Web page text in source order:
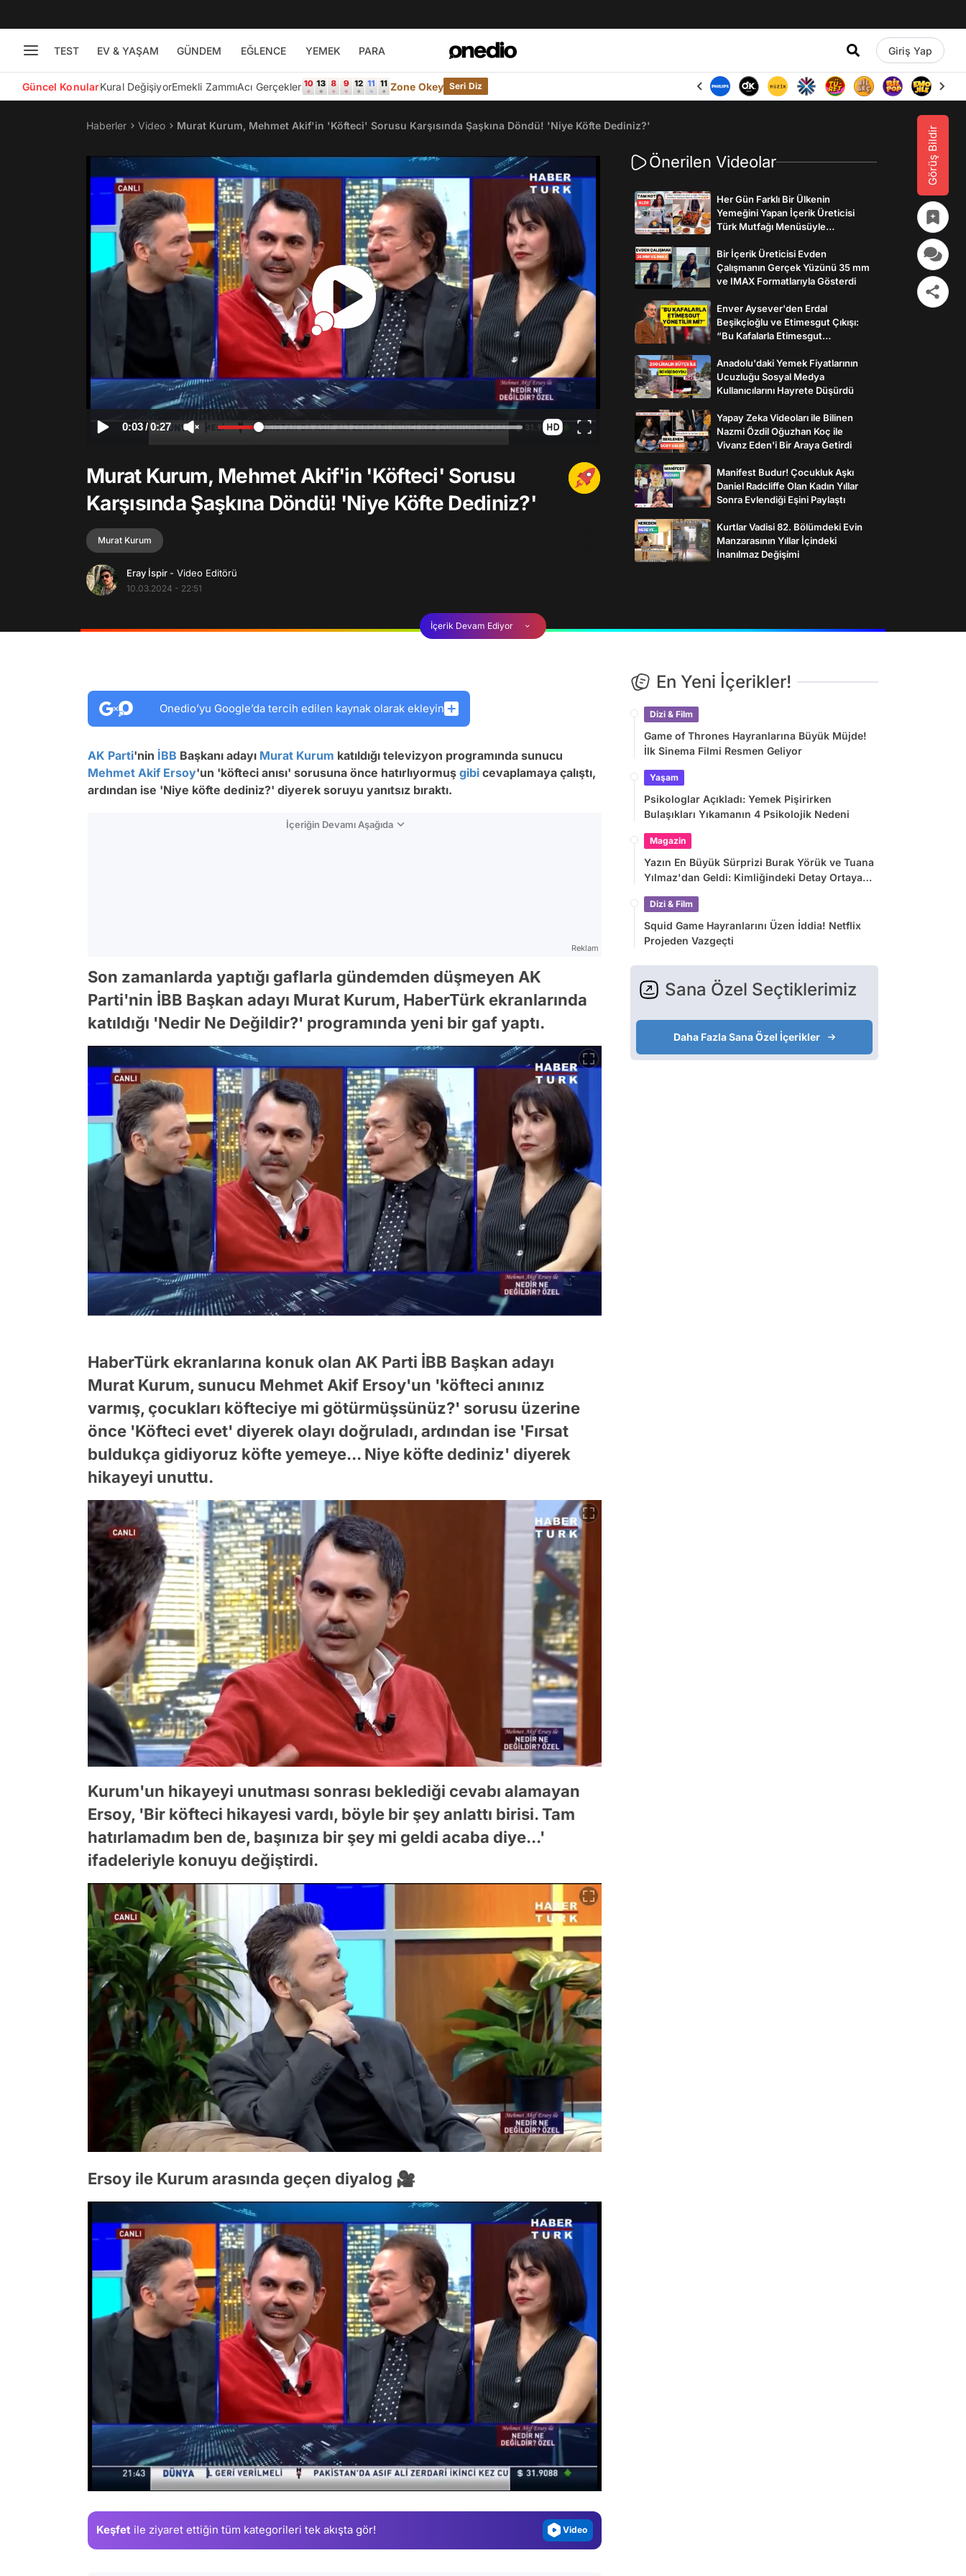
TEST EV & YAŞAM GÜNDEM EĞLENCE YEMEK PARA Giriş Yap
Güncel KonularKural DeğişiyorEmekli ZammıAcı Gerçekler Zone Okey Seri Diz
Görüş Bildir
Haberler Video Murat Kurum, Mehmet Akif'in 'Köfteci' Sorusu Karşısında Şaşkına Döndü! 'Niye Köfte Dediniz?'
0:03/0:27
Murat Kurum, Mehmet Akif'in 'Köfteci' Sorusu
Karşısında Şaşkına Döndü! 'Niye Köfte Dediniz?'
Murat Kurum
Eray İspir - Video Editörü
10.03.2024 - 22:51
Önerilen Videolar
Her Gün Farklı Bir Ülkenin
Yemeğini Yapan İçerik Üreticisi
Türk Mutfağı Menüsüyle
Bir İçerik Üreticisi Evden
Çalışmanın Gerçek Yüzünü 35 mm
ve IMAX Formatlarıyla Gösterdi
Enver Aysever'den Erdal
Beşikçioğlu ve Etimesgut Çıkışı:
“Bu Kafalarla Etimesgut
Anadolu'daki Yemek Fiyatlarının
Ucuzluğu Sosyal Medya
Kullanıcılarını Hayrete Düşürdü
Yapay Zeka Videoları ile Bilinen
Nazmi Özdil Oğuzhan Koç ile
Vivanz Eden'i Bir Araya Getirdi
Manifest Budur! Çocukluk Aşkı
Daniel Radcliffe Olan Kadın Yıllar
Sonra Evlendiği Eşini Paylaştı
Kurtlar Vadisi 82. Bölümdeki Evin
Manzarasının Yıllar İçindeki
İnanılmaz Değişimi
İçerik Devam Ediyor
Onedio’yu Google’da tercih edilen kaynak olarak ekleyin
AK Parti'nin İBB Başkanı adayı Murat Kurum katıldığı televizyon programında sunucu
Mehmet Akif Ersoy'un 'köfteci anısı' sorusuna önce hatırlıyormuş gibi cevaplamaya çalıştı,
ardından ise 'Niye köfte dediniz?' diyerek soruyu yanıtsız bıraktı.
İçeriğin Devamı Aşağıda
Reklam
Son zamanlarda yaptığı gaflarla gündemden düşmeyen AK
Parti'nin İBB Başkan adayı Murat Kurum, HaberTürk ekranlarında
katıldığı 'Nedir Ne Değildir?' programında yeni bir gaf yaptı.
HaberTürk ekranlarına konuk olan AK Parti İBB Başkan adayı
Murat Kurum, sunucu Mehmet Akif Ersoy'un 'köfteci anınız
varmış, çocukları köfteciye mi götürmüşsünüz?' sorusu üzerine
önce 'Köfteci evet' diyerek olayı doğruladı, ardından ise 'Fırsat
buldukça gidiyoruz köfte yemeye... Niye köfte dediniz' diyerek
hikayeyi unuttu.
Kurum'un hikayeyi unutması sonrası beklediği cevabı alamayan
Ersoy, 'Bir köfteci hikayesi vardı, böyle bir şey anlattı birisi. Tam
hatırlamadım ben de, başınıza bir şey mi geldi acaba diye...'
ifadeleriyle konuyu değiştirdi.
Ersoy ile Kurum arasında geçen diyalog 🎥
Keşfet ile ziyaret ettiğin tüm kategorileri tek akışta gör!
Video
Test
Test
En Yeni İçerikler!
Dizi & Film
Game of Thrones Hayranlarına Büyük Müjde!
İlk Sinema Filmi Resmen Geliyor
Yaşam
Psikologlar Açıkladı: Yemek Pişirirken
Bulaşıkları Yıkamanın 4 Psikolojik Nedeni
Magazin
Yazın En Büyük Sürprizi Burak Yörük ve Tuana
Yılmaz'dan Geldi: Kimliğindeki Detay Ortaya
Dizi & Film
Squid Game Hayranlarını Üzen İddia! Netflix
Projeden Vazgeçti
Sana Özel Seçtiklerimiz
Daha Fazla Sana Özel İçerikler